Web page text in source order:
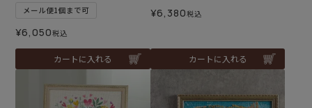
メール便1個まで可
¥6,050税込
カートに入れる
¥6,380税込
カートに入れる